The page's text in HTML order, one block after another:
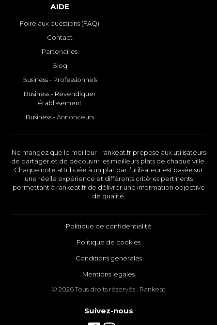
AIDE
Foire aux questions (FAQ)
Contact
Partenaires
Blog
Business - Professionnels
Business - Revendiquer
établissement
Business - Annonceurs
Ne mangez que le meilleur ! rankeat.fr propose aux utilisateurs
de partager et de découvrir les meilleurs plats de chaque ville.
Chaque note attribuée à un plat par l’utilisateur est basée sur
une réelle expérience et différents critères pertinents
permettant à rankeat.fr de délivrer une information objective
de qualité.
Politique de confidentialité
Politique de cookies
Conditions générales
Mentions légales
© 2026 Tous droits réservés . Rankeat
Suivez-nous